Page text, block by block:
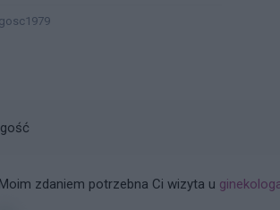
gosc1979
gość
Moim zdaniem potrzebna Ci wizyta u